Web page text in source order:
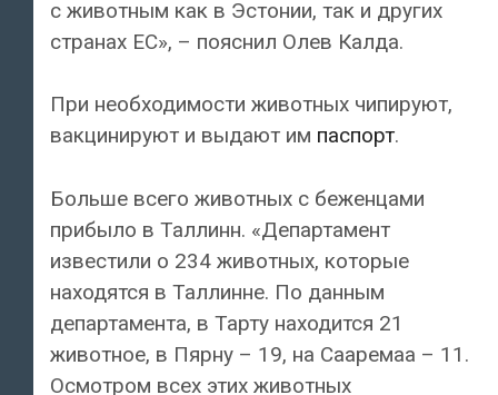
с животным как в Эстонии, так и других
странах ЕС», – пояснил Олев Калда.
При необходимости животных чипируют,
вакцинируют и выдают им паспорт.
Больше всего животных с беженцами
прибыло в Таллинн. «Департамент
известили о 234 животных, которые
находятся в Таллинне. По данным
департамента, в Тарту находится 21
животное, в Пярну – 19, на Сааремаа – 11.
Осмотром всех этих животных